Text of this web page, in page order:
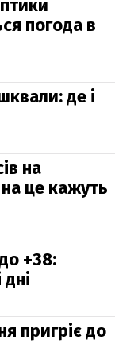
погода в
де і
на
це кажуть
+38:
пригріє до